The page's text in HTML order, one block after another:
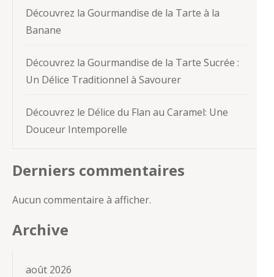
Découvrez la Gourmandise de la Tarte à la
Banane
Découvrez la Gourmandise de la Tarte Sucrée :
Un Délice Traditionnel à Savourer
Découvrez le Délice du Flan au Caramel: Une
Douceur Intemporelle
Derniers commentaires
Aucun commentaire à afficher.
Archive
août 2026